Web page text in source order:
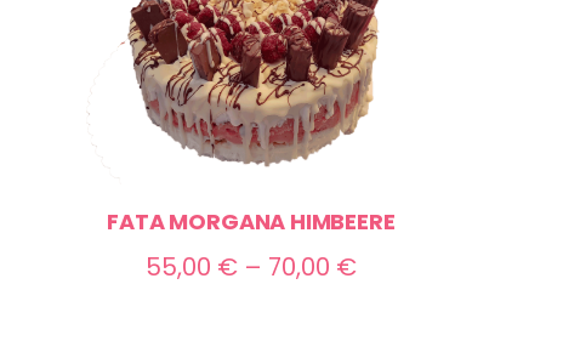
FATA MORGANA HIMBEERE
55,00 € – 70,00 €Preisspanne: